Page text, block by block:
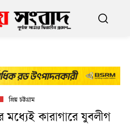
প্রিয় চট্টগ্রাম
মধ্যেই কারাগারে যুবলীগ